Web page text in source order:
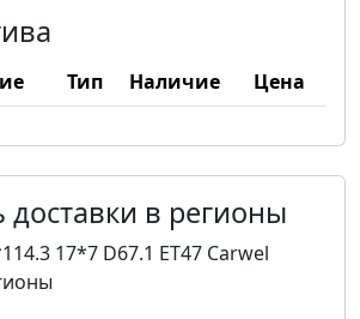
Тип Наличие Цена
доставки в регионы
17*7 D67.1 ET47 Carwel